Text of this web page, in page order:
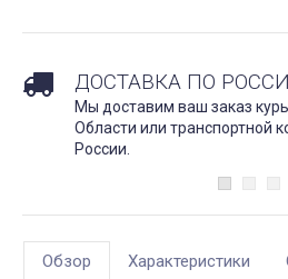
ДОСТАВКА ПО
Мы доставим ваш заказ
Области или транспортной
России.
Обзор Характеристики